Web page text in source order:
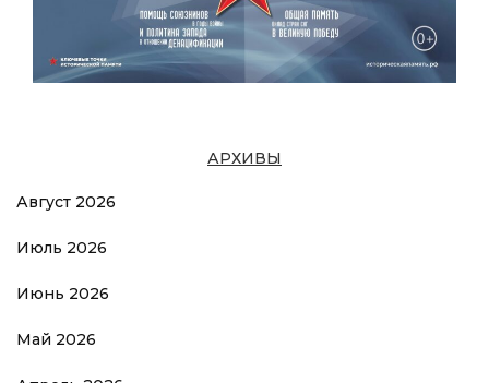
АРХИВЫ
Август 2026
Июль 2026
Июнь 2026
Май 2026